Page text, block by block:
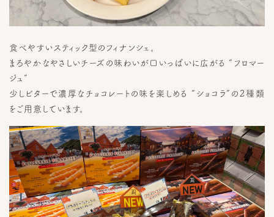
食べやすいスティック型のフィナンシェ。
まろやかなやさしいチーズの味わいが口いっぱいに広がる “フロマー
ジュ”
少しビターで濃厚なチョコレートの味を楽しめる “ショコラ”の２種類
をご用意しています。